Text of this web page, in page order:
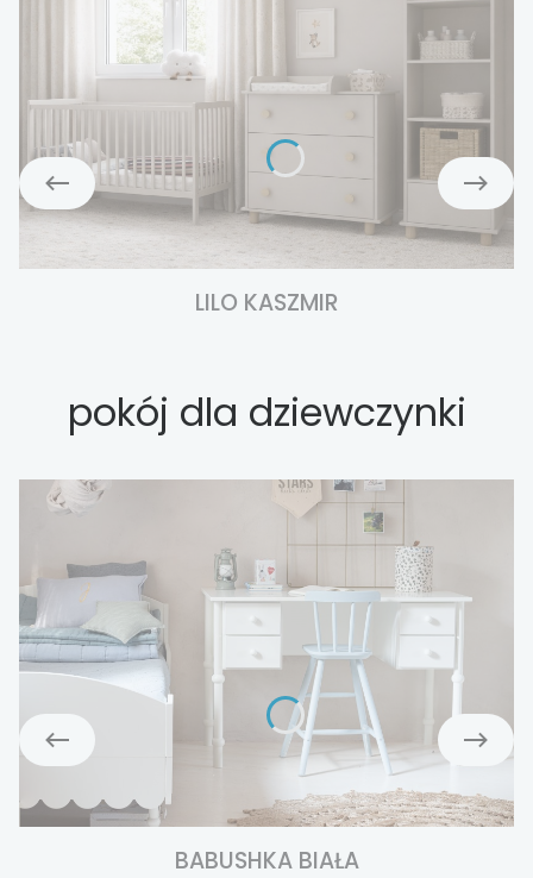
LILO KASZMIR
pokój dla dziewczynki
BABUSHKA BIAŁA